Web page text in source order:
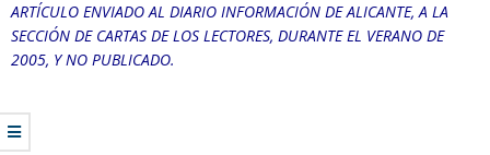
ARTÍCULO ENVIADO AL DIARIO INFORMACIÓN DE ALICANTE, A LA
SECCIÓN DE CARTAS DE LOS LECTORES, DURANTE EL VERANO DE
2005, Y NO PUBLICADO.